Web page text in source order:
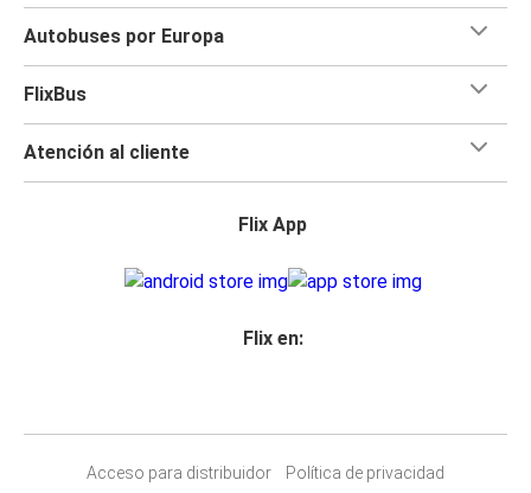
Autobuses por Europa
FlixBus
Atención al cliente
Flix App
Flix en:
Acceso para distribuidor
Política de privacidad